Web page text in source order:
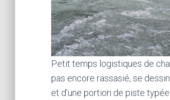
Petit temps logistiques de
pas encore rassasié, se
et d’une portion de piste